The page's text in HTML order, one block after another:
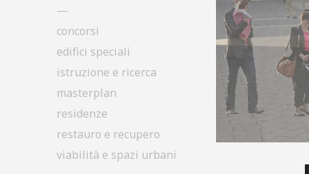
—
concorsi
edifici speciali
istruzione e ricerca
masterplan
residenze
restauro e recupero
viabilità e spazi urbani